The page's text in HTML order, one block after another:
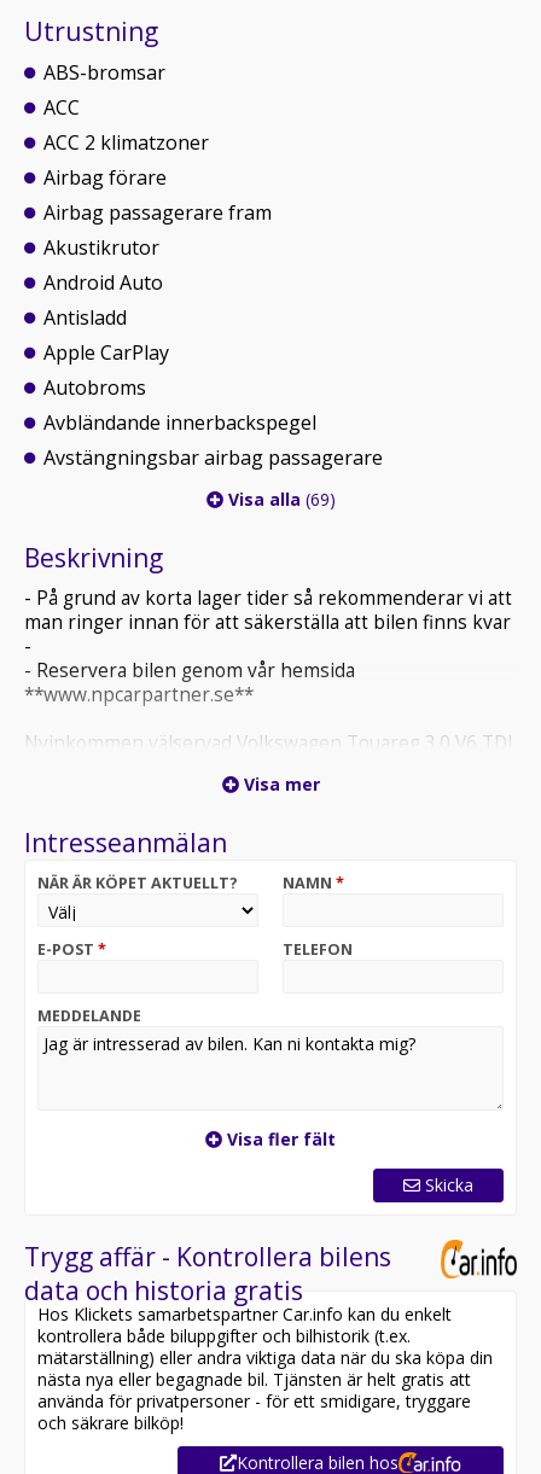
Utrustning
ABS-bromsar
ACC
ACC 2 klimatzoner
Airbag förare
Airbag passagerare fram
Akustikrutor
Android Auto
Antisladd
Apple CarPlay
Autobroms
Avbländande innerbackspegel
Avstängningsbar airbag passagerare
Visa alla (69)
Beskrivning
- På grund av korta lager tider så rekommenderar vi att
man ringer innan för att säkerställa att bilen finns kvar
-
- Reservera bilen genom vår hemsida
**www.npcarpartner.se**
Nyinkommen välservad Volkswagen Touareg 3.0 V6 TDI
en perfekt familjebil för dig som är ute efter en
som pendlar och behöver bra utrymme för både familj
med en bränsleförbrukning från låga 8L/100km.
Effekten och den grymma kör känslan kommer V6
Volkswagen-verkstad.
INGÅR TILL DENNA BIL)
- Sommardäck
- 30 dagar prova-på-försäkring
Vi erbjuder förmånlig företags billån. Från 0:- i
kontantinsats och 55% restvärde. Kontakta oss för en
offert som passar din verksamhet. Vi löser även ditt
nuvarande leasingavtal om du önskar byta leasingbil. Vi
-MÖJLIGHET ATT TECKNA 6-24 MÅNADER GARNTI VIA
AUTOCONCEPT
- MÖJLIGHET TILL LEASING, KONTAKTA OSS FÖR
UPPLÄGG OCH FÖRSLAG.
- MÖJLIGHET TILL FINANSERING PRIVAT PEROSNER .
- Vi erbjuder finansiering med Santander Consumer
Bank samt MY MONEY PAY.
- VI ARBETAR MED TIDSBOKNINGAR! RING ALLTID
Visa mer
Intresseanmälan
NÄR ÄR KÖPET AKTUELLT? NAMN *
E-POST * TELEFON
MEDDELANDE
Visa fler fält
Skicka
Trygg affär - Kontrollera bilens
data och historia gratis
Hos Klickets samarbetspartner Car.info kan du enkelt
kontrollera både biluppgifter och bilhistorik (t.ex.
mätarställning) eller andra viktiga data när du ska köpa din
nästa nya eller begagnade bil. Tjänsten är helt gratis att
använda för privatpersoner - för ett smidigare, tryggare
och säkrare bilköp!
Kontrollera bilen hos